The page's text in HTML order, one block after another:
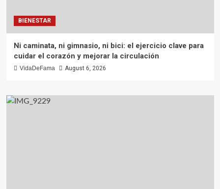
BIENESTAR
Ni caminata, ni gimnasio, ni bici: el ejercicio clave para
cuidar el corazón y mejorar la circulación
VidaDeFama August 6, 2026